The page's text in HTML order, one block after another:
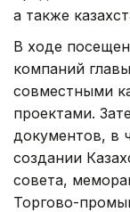
а также
В ходе
компаний
совместными
проектами.
документов, в
создании
совета,
Торгово-